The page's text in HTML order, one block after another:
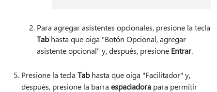
Para agregar asistentes opcionales, presione la tecla
Tabhasta que oiga "Botón Opcional, agregar
asistente opcional" y, después, presione Entrar.
Presione la tecla Tabhasta que oiga "Facilitador" y,
después, presione la barra espaciadora para permitir